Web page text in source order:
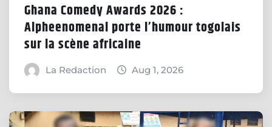
Ghana Comedy Awards 2026 :
Alpheenomenal porte l’humour togolais
sur la scène africaine
La Redaction Aug 1, 2026